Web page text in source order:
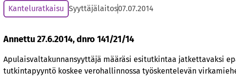
Kanteluratkaisu Syyttäjälaitos07.07.2014
Annettu 27.6.2014, dnro 141/21/14
Apulaisvaltakunnansyyttäjä määräsi esitutkintaa jatkettavaksi
tutkintapyyntö koskee verohallinnossa työskentelevän